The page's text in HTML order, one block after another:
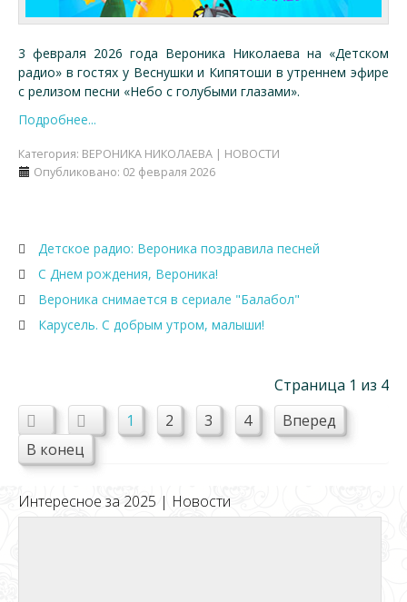
3 февраля 2026 года Вероника Николаева на «Детском
радио» в гостях у Веснушки и Кипятоши в утреннем эфире
с релизом песни «Небо с голубыми глазами».
Подробнее...
Категория: ВЕРОНИКА НИКОЛАЕВА | НОВОСТИ
Опубликовано: 02 февраля 2026
Детское радио: Вероника поздравила песней
С Днем рождения, Вероника!
Вероника снимается в сериале "Балабол"
Карусель. С добрым утром, малыши!
Страница 1 из 4
1
2 3 4
Вперед
В конец
Интересное за 2025 | Новости